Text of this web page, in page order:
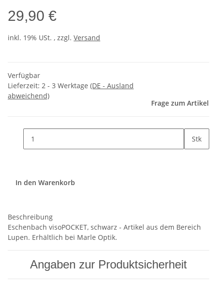
29,90 €
inkl. 19% USt. , zzgl. Versand
Verfügbar
Lieferzeit: 2 - 3 Werktage (DE - Ausland
abweichend)
Frage zum Artikel
Stk
In den Warenkorb
Beschreibung
Eschenbach visoPOCKET, schwarz - Artikel aus dem Bereich
Lupen. Erhältlich bei Marle Optik.
Angaben zur Produktsicherheit